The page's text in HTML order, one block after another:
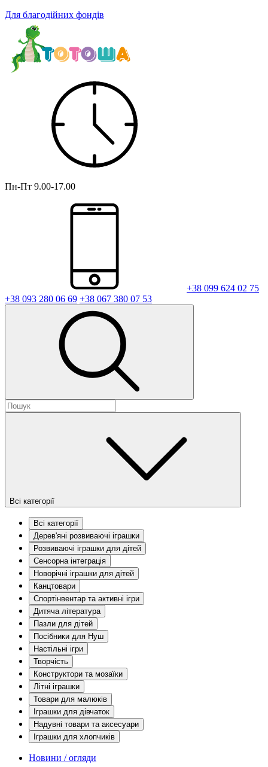
Для благодійних фондів
Пн-Пт 9.00-17.00
+38 099 624 02 75
+38 093 280 06 69 +38 067 380 07 53
Всі категорії
Всі категорії
Дерев'яні розвиваючі іграшки
Розвиваючі іграшки для дітей
Сенсорна інтеграція
Новорічні іграшки для дітей
Канцтовари
Спортінвентар та активні ігри
Дитяча література
Пазли для дітей
Посібники для Нуш
Настільні ігри
Творчість
Конструктори та мозаїки
Літні іграшки
Товари для малюків
Іграшки для дівчаток
Надувні товари та аксесуари
Іграшки для хлопчиків
Новини / огляди